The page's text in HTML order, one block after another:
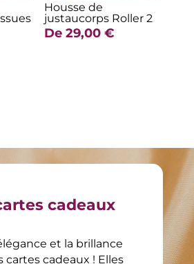
Housse de
justaucorps Roller 2
De29,00€
cadeaux
et la brillance
cartes cadeaux ! Elles